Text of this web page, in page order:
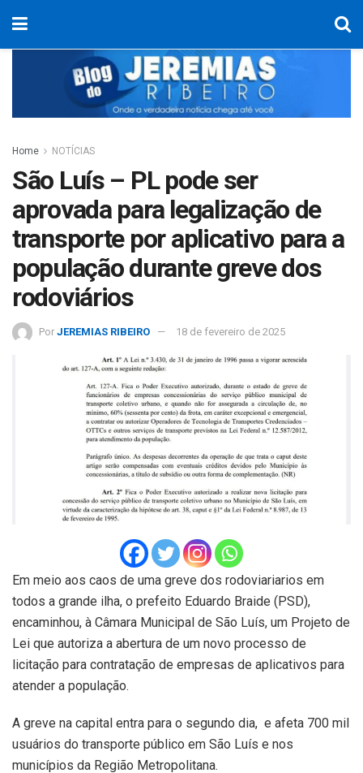
Home NOTÍCIAS
São Luís – PL pode ser
aprovada para legalização de
transporte por aplicativo para a
população durante greve dos
rodoviários
Por JEREMIAS RIBEIRO 18 de fevereiro de 2025
Em meio aos caos de uma greve dos rodoviariarios em
todos a grande ilha, o prefeito Eduardo Braide (PSD),
encaminhou, à Câmara Municipal de São Luís, um Projeto de
Lei que autoriza a abertura de um novo processo de
licitação para contratação de empresas de aplicativos para
atender a população.
A greve na capital entra para o segundo dia, e afeta 700 mil
usuários do transporte público em São Luís e nos
municípios da Região Metropolitana.